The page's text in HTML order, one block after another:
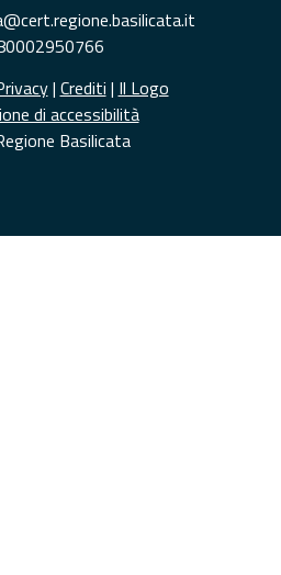
| Crediti | Il Logo
di accessibilità
Basilicata